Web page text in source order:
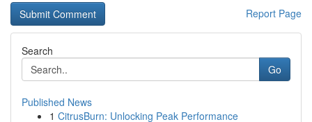
Report Page
Search
Go
Published News
1 CitrusBurn: Unlocking Peak Performance